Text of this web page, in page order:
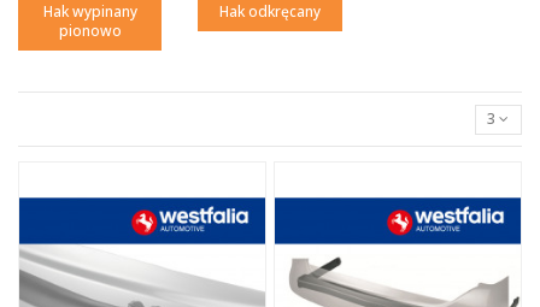
Hak wypinany
pionowo
Hak odkręcany
3